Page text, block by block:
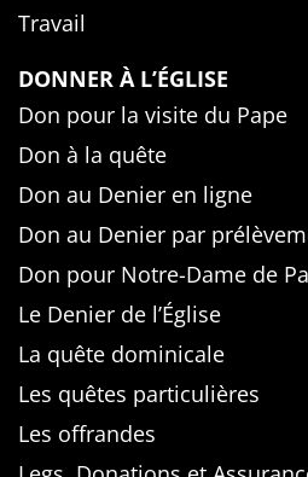
Travail
DONNER À L’ÉGLISE
Don pour la visite du Pape
Don à la quête
Don au Denier en ligne
Don au Denier par
Don pour Notre-Dame de
Le Denier de l’Église
La quête dominicale
Les quêtes particulières
Les offrandes